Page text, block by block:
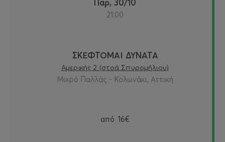
Παρ, 30/10
21:00
ΣΚΕΦΤΟΜΑΙ ΔΥΝΑΤΑ
Αμερικής 2 (στοά Σπυρομήλιου)
Μικρό Παλλάς - Κολωνάκι, Αττική
από 16€